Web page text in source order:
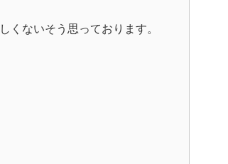
くないそう思っております。